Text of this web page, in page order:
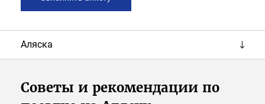
Аляска
Советы и рекомендации по